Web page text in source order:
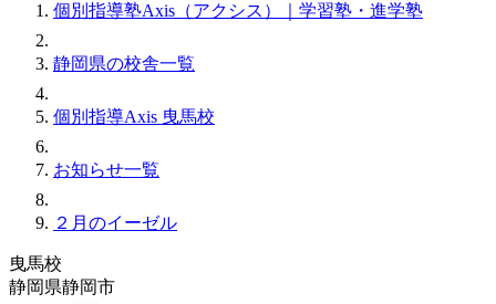
個別指導塾Axis（アクシス）｜学習塾・進学塾
静岡県の校舎一覧
個別指導Axis 曳馬校
お知らせ一覧
２月のイーゼル
曳馬校
静岡県静岡市